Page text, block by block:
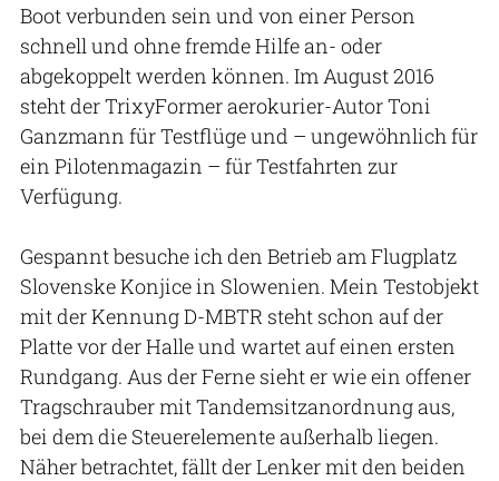
Boot verbunden sein und von einer Person
schnell und ohne fremde Hilfe an- oder
abgekoppelt werden können. Im August 2016
steht der TrixyFormer aerokurier-Autor Toni
Ganzmann für Testflüge und – ungewöhnlich für
ein Pilotenmagazin – für Testfahrten zur
Verfügung.
Gespannt besuche ich den Betrieb am Flugplatz
Slovenske Konjice in Slowenien. Mein Testobjekt
mit der Kennung D-MBTR steht schon auf der
Platte vor der Halle und wartet auf einen ersten
Rundgang. Aus der Ferne sieht er wie ein offener
Tragschrauber mit Tandemsitzanordnung aus,
bei dem die Steuerelemente außerhalb liegen.
Näher betrachtet, fällt der Lenker mit den beiden